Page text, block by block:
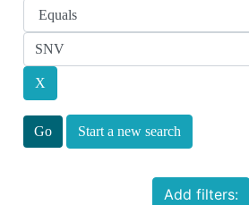
Start a new search
Add filters: